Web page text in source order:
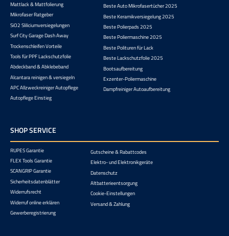
Mattlack & Mattfolierung
Mikrofaser Ratgeber
SiO2 Sliliciumversiegelungen
Surf City Garage Dash Away
Trockenschleifen Vorteile
Tools für PPF Lackschutzfolie
Abdeckband & Abklebeband
Alcantara reinigen & versiegeln
APC Allzweckreiniger Autopflege
Autopflege Einstieg
Beste Auto Mikrofasertücher 2025
Beste Keramikversiegelung 2025
Beste Polierpads 2025
Beste Poliermaschine 2025
Beste Polituren für Lack
Beste Lackschutzfolie 2025
Bootsaufbereitung
Exzenter-Poliermaschine
Dampfreiniger Autoaufbereitung
SHOP SERVICE
RUPES Garantie
FLEX Tools Garantie
SCANGRIP Garantie
Sicherheitsdatenblätter
Widerrufsrecht
Widerruf online erklären
Gewerberegistrierung
Gutscheine & Rabattcodes
Elektro- und Elektronikgeräte
Datenschutz
Altbatterieentsorgung
Cookie-Einstellungen
Versand & Zahlung